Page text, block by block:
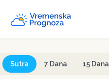
Sutra 7 Dana 15 Dana